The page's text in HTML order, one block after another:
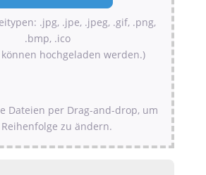
.jpg, .jpe, .jpeg, .gif, .png,
.bmp, .ico
hochgeladen werden.)
Dateien per Drag-and-drop, um
zu ändern.